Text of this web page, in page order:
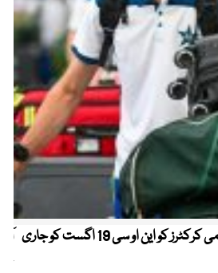
کیریبین پریمیئر لیگ ، قومی کرکٹرز کو این او سی 19 اگست کو جاری